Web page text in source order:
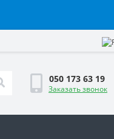
050 173 63 19
Заказать звонок